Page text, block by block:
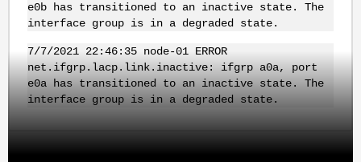
e0b has transitioned to an inactive state. The
interface group is in a degraded state.
7/7/2021 22:46:35 node-01 ERROR
net.ifgrp.lacp.link.inactive: ifgrp a0a, port
e0a has transitioned to an inactive state. The
interface group is in a degraded state.